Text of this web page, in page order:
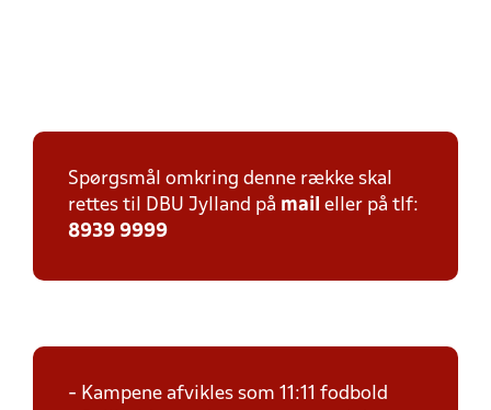
Spørgsmål omkring denne række skal
rettes til DBU Jylland på mail eller på tlf:
8939 9999
- Kampene afvikles som 11:11 fodbold